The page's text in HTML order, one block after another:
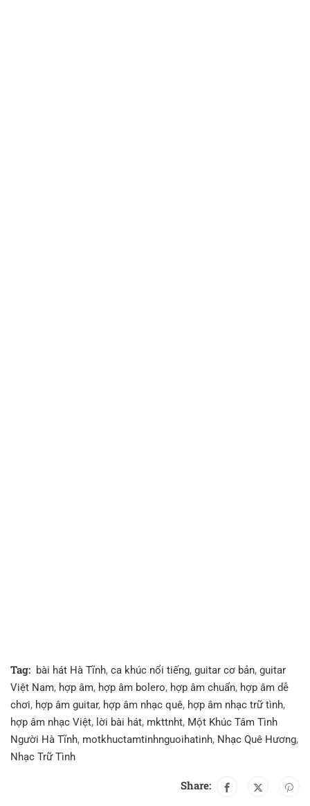
Tag: bài hát Hà Tĩnh, ca khúc nổi tiếng, guitar cơ bản, guitar
Việt Nam, hợp âm, hợp âm bolero, hợp âm chuẩn, hợp âm dễ
chơi, hợp âm guitar, hợp âm nhạc quê, hợp âm nhạc trữ tình,
hợp âm nhạc Việt, lời bài hát, mkttnht, Một Khúc Tâm Tình
Người Hà Tĩnh, motkhuctamtinhnguoihatinh, Nhạc Quê Hương,
Nhạc Trữ Tình
Share: